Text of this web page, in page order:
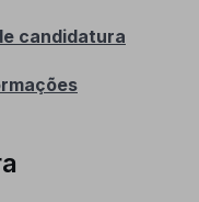
candidatura